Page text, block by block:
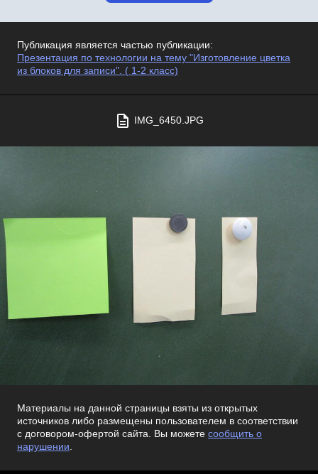
Публикация является частью публикации:
Презентация по технологии на тему "Изготовление цветка
из блоков для записи". ( 1-2 класс)
IMG_6450.JPG
Материалы на данной страницы взяты из открытых
источников либо размещены пользователем в соответствии
с договором-офертой сайта. Вы можете сообщить о
нарушении.